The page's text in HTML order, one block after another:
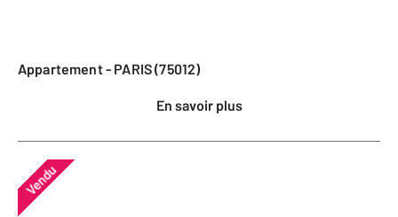
Appartement - PARIS (75012)
En savoir plus
Vendu